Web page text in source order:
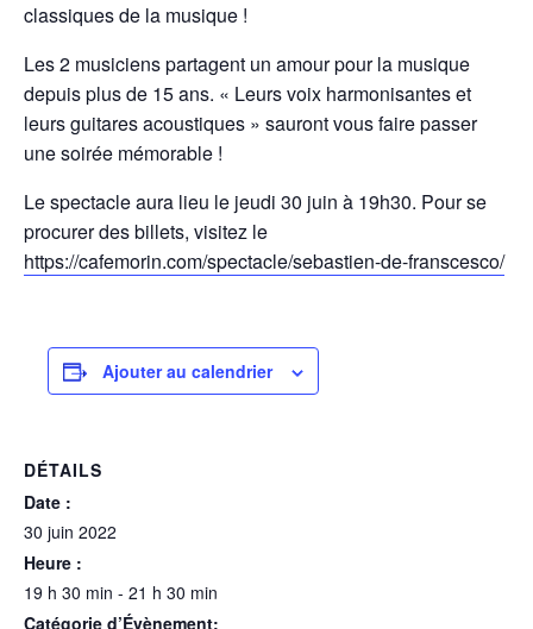
classiques de la musique !
Les 2 musiciens partagent un amour pour la musique
depuis plus de 15 ans. « Leurs voix harmonisantes et
leurs guitares acoustiques » sauront vous faire passer
une soirée mémorable !
Le spectacle aura lieu le jeudi 30 juin à 19h30. Pour se
procurer des billets, visitez le
https://cafemorin.com/spectacle/sebastien-de-franscesco/
Ajouter au calendrier
DÉTAILS
Date :
30 juin 2022
Heure :
19 h 30 min - 21 h 30 min
Catégorie d’Évènement: